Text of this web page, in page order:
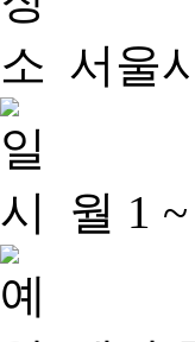
서울
월 1